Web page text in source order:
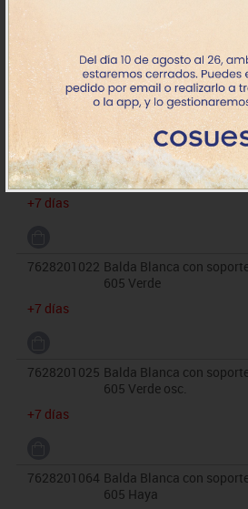
7628201017 Balda Blanca con
605 Azul
+7 días
7628201018 Balda Blanca con
605 Azul osc.
+7 días
7628201022 Balda Blanca con
605 Verde
+7 días
7628201025 Balda Blanca con
605 Verde osc.
+7 días
7628201064 Balda Blanca con
605 Haya